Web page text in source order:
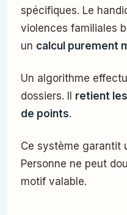
spécifiques. Le
violences familiales
un calcul purement
Un algorithme
dossiers. Il retient
de points.
Ce système garantit
Personne ne peut
motif valable.